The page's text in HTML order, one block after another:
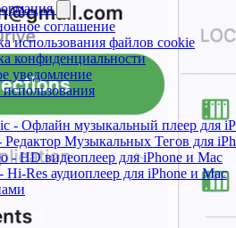
соглашение
использования файлов cookie
конфиденциальности
уведомление
- Офлайн музыкальный плеер для
Редактор Музыкальных Тегов для
- HD видеоплеер для iPhone и Mac
Hi-Res аудиоплеер для iPhone и Mac